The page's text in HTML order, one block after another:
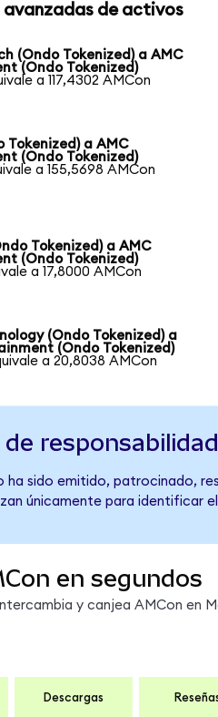
avanzadas de activos
(Ondo Tokenized) a AMC
(Ondo Tokenized)
a 117,4302 AMCon
Tokenized) a AMC
(Ondo Tokenized)
a 155,5698 AMCon
Tokenized) a AMC
(Ondo Tokenized)
a 17,8000 AMCon
(Ondo Tokenized) a
(Ondo Tokenized)
a 20,8038 AMCon
responsabilidad
ha sido emitido, patrocinado,
únicamente para identificar
en segundos
y canjea AMCon en
Descargas